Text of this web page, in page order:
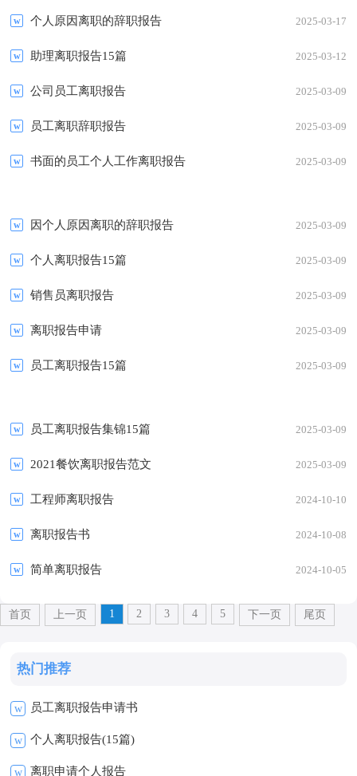
个人原因离职的辞职报告 2025-03-17
助理离职报告15篇 2025-03-12
公司员工离职报告 2025-03-09
员工离职辞职报告 2025-03-09
书面的员工个人工作离职报告 2025-03-09
因个人原因离职的辞职报告 2025-03-09
个人离职报告15篇 2025-03-09
销售员离职报告 2025-03-09
离职报告申请 2025-03-09
员工离职报告15篇 2025-03-09
员工离职报告集锦15篇 2025-03-09
2021餐饮离职报告范文 2025-03-09
工程师离职报告 2024-10-10
离职报告书 2024-10-08
简单离职报告 2024-10-05
首页 上一页 1 2 3 4 5 下一页 尾页
热门推荐
w 员工离职报告申请书
w 个人离职报告(15篇)
w 离职申请个人报告